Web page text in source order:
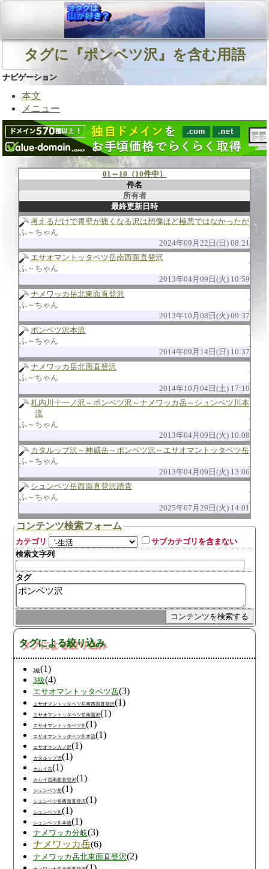
タグに『ポンベツ沢』を含む用語
ナビゲーション
本文
メニュー
01～10（10件中）
件名
所有者
最終更新日時
考えるだけで胃壁が痛くなる沢は想像ほど極悪ではなかったが
ふ～ちゃん
2024年09月22日(日) 08:21
エサオマントッタベツ岳南西面直登沢
ふ～ちゃん
2013年04月09日(火) 10:59
ナメワッカ岳北東面直登沢
ふ～ちゃん
2013年10月08日(火) 09:37
ポンベツ沢本流
ふ～ちゃん
2014年09月14日(日) 10:37
ナメワッカ岳北面直登沢
ふ～ちゃん
2014年10月04日(土) 17:10
札内川十一ノ沢～ポンベツ沢～ナメワッカ岳～シュンベツ川本
流
ふ～ちゃん
2013年04月09日(火) 10:08
カタルップ沢～神威岳～ポンベツ沢～エサオマントッタベツ岳
ふ～ちゃん
2013年04月09日(火) 13:06
シュンベツ岳西面直登沢踏査
ふ～ちゃん
2025年07月29日(火) 14:01
コンテンツ検索フォーム
カテゴリ
サブカテゴリを含まない
検索文字列
タグ
タグによる絞り込み
2級(1)
3級(4)
エサオマントッタベツ岳(3)
エサオマントッタベツ岳南西面直登沢(1)
エサオマントッタベツ岳南面沢(1)
エサオマントッタベツ川 (1)
エサオマントッタベツ川本流(1)
エサオマン入ノ沢(1)
カタルップ沢(1)
カムイ岳(1)
カムイ岳南面直登沢(1)
シュンベツ岳(1)
シュンベツ岳西面直登沢(1)
シュンベツ川 (1)
シュンベツ川本流(1)
ナメワッカ分岐(3)
ナメワッカ岳(6)
ナメワッカ岳北東面直登沢(2)